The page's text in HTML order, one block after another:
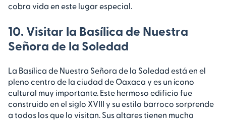
cobra vida en este lugar especial.
10. Visitar la Basílica de Nuestra
Señora de la Soledad
La Basílica de Nuestra Señora de la Soledad está en el
pleno centro de la ciudad de Oaxaca y es un ícono
cultural muy importante. Este hermoso edificio fue
construido en el siglo XVIII y su estilo barroco sorprende
a todos los que lo visitan. Sus altares tienen mucha